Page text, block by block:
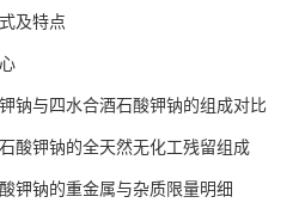
及特点
钠与四水合酒石酸钾钠的组成对比
酸钾钠的全天然无化工残留组成
钾钠的重金属与杂质限量明细